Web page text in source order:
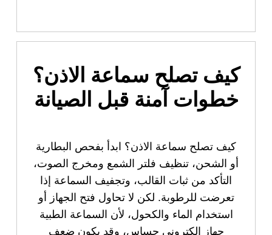
كيف تصلح سماعة الاذن؟
خطوات آمنة قبل الصيانة
كيف تصلح سماعة الاذن؟ ابدأ بفحص البطارية
أو الشحن، تنظيف فلتر الشمع ومخرج الصوت،
التأكد من ثبات القالب، وتجفيف السماعة إذا
تعرضت للرطوبة. لكن لا تحاول فتح الجهاز أو
استخدام الماء والكحول، لأن السماعة الطبية
جهاز إلكتروني حساس، وقد يكون ضعف